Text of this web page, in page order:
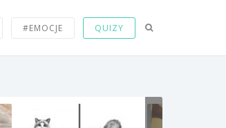
#EMOCJE QUIZY